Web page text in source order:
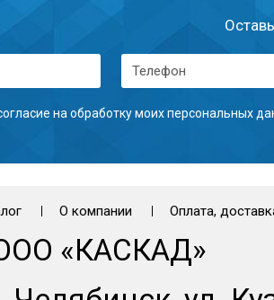
на обработку моих персональных
О компании Оплата,
«КАСКАД»